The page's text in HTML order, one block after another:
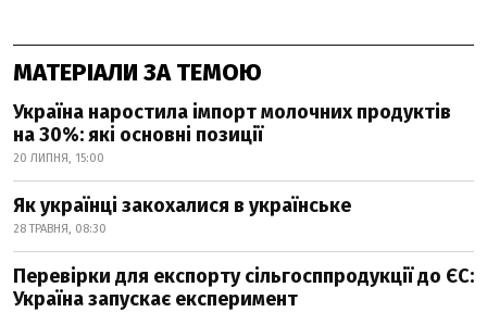
МАТЕРІАЛИ ЗА ТЕМОЮ
Україна наростила імпорт молочних продуктів
на 30%: які основні позиції
20 ЛИПНЯ, 15:00
Як українці закохалися в українське
28 ТРАВНЯ, 08:30
Перевірки для експорту сільгосппродукції до ЄС:
Україна запускає експеримент